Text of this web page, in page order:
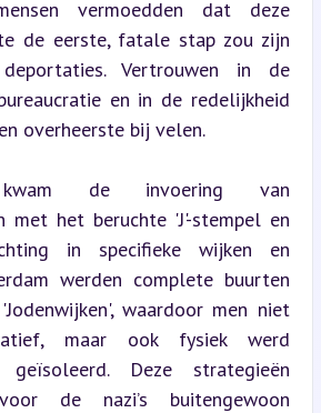
vermoedden dat deze
de eerste, fatale stap zou zijn
Vertrouwen in de
en in de redelijkheid
overheerste bij velen.
kwam de invoering van
met het beruchte 'J'-stempel en
in specifieke wijken en
werden complete buurten
waardoor men niet
maar ook fysiek werd
geïsoleerd. Deze strategieën
de nazi’s buitengewoon